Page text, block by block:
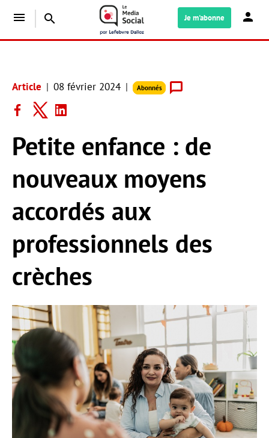
menu search Je m'abonne
Article 08 février 2024 Abonnés
Petite enfance : de
nouveaux moyens
accordés aux
professionnels des
crèches